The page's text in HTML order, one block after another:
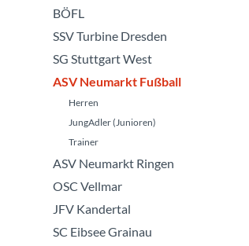
BÖFL
SSV Turbine Dresden
SG Stuttgart West
ASV Neumarkt Fußball
Herren
JungAdler (Junioren)
Trainer
ASV Neumarkt Ringen
OSC Vellmar
JFV Kandertal
SC Eibsee Grainau